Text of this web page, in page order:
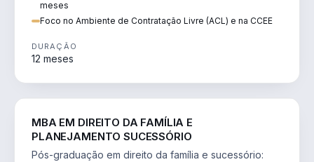
meses
Foco no Ambiente de Contratação Livre (ACL) e na CCEE
DURAÇÃO
12 meses
MBA EM DIREITO DA FAMÍLIA E
PLANEJAMENTO SUCESSÓRIO
Pós-graduação em direito da família e sucessório: